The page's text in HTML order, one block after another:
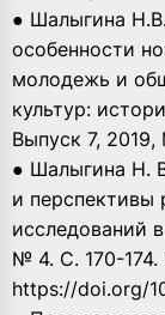
● Шалыгина
особенности
молодежь и
культур:
Выпуск 7,
● Шалыгина Н.
и перспективы
исследований
№ 4. С. 170-174.
https://doi.org/